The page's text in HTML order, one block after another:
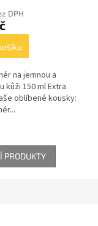
DPH
na jemnou a
kůži 150 ml Extra
oblíbené kousky:
PRODUKTY